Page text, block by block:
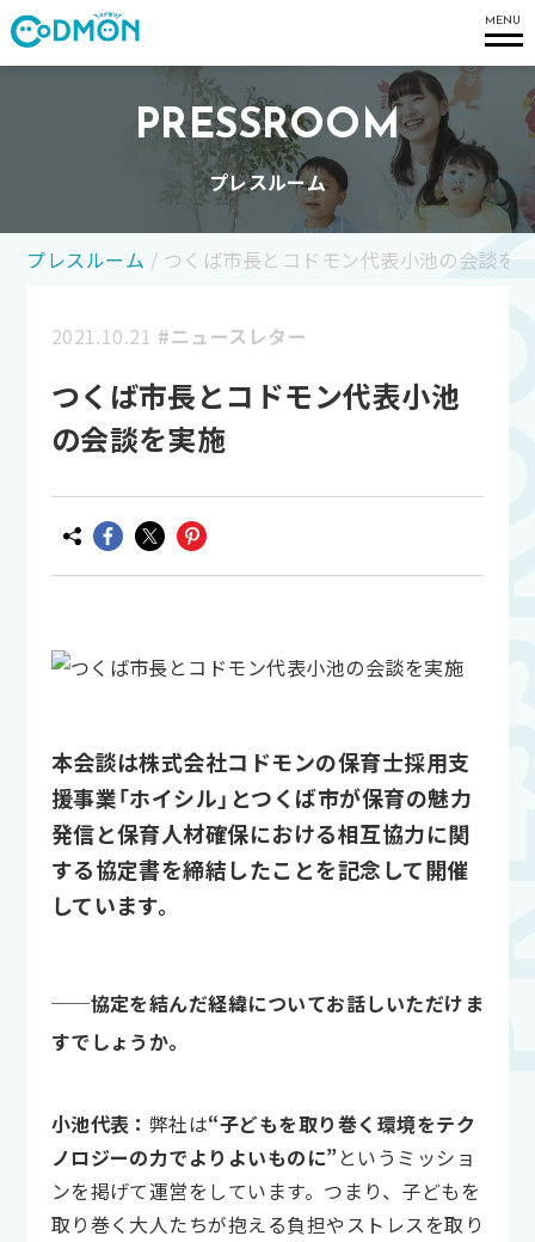
MENU
PRESSROOM
プレスルーム
プレスルーム / つくば市長とコドモン代表小池の会談を
2021.10.21 #ニュースレター
つくば市長とコドモン代表小池
の会談を実施
本会談は株式会社コドモンの保育士採用支
援事業「ホイシル」とつくば市が保育の魅力
発信と保育人材確保における相互協力に関
する協定書を締結したことを記念して開催
しています。
──協定を結んだ経緯についてお話しいただけま
すでしょうか。
小池代表： 弊社は“子どもを取り巻く環境をテク
ノロジーの力でよりよいものに”というミッショ
ンを掲げて運営をしています。つまり、子どもを
取り巻く大人たちが抱える負担やストレスを取り